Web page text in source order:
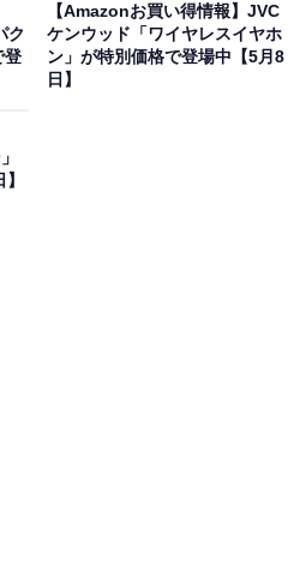
ウォッチ」が限定価格に！
ク
登
【Amazonお買い得情報】JVC
ケンウッド「ワイヤレスイヤホ
ン」が特別価格で登場中【5月8
日】